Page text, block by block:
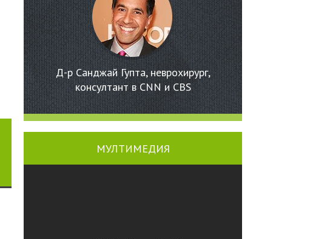
Д-р Санджай Гупта, неврохирург,
консултант в CNN и CBS
МУЛТИМЕДИЯ